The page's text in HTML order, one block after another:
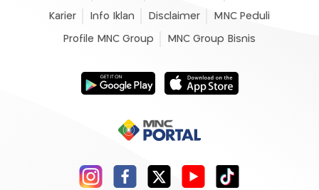
Karier Info Iklan Disclaimer MNC Peduli
Profile MNC Group MNC Group Bisnis